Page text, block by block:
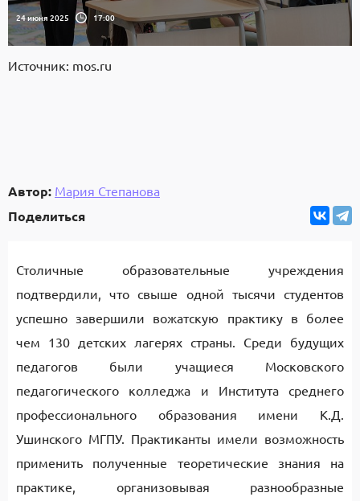
24 июня 2025 17:00
Источник: mos.ru
Автор: Мария Степанова
Поделиться
Столичные образовательные учреждения
подтвердили, что свыше одной тысячи студентов
успешно завершили вожатскую практику в более
чем 130 детских лагерях страны. Среди будущих
педагогов были учащиеся Московского
педагогического колледжа и Института среднего
профессионального образования имени К.Д.
Ушинского МГПУ. Практиканты имели возможность
применить полученные теоретические знания на
практике, организовывая разнообразные